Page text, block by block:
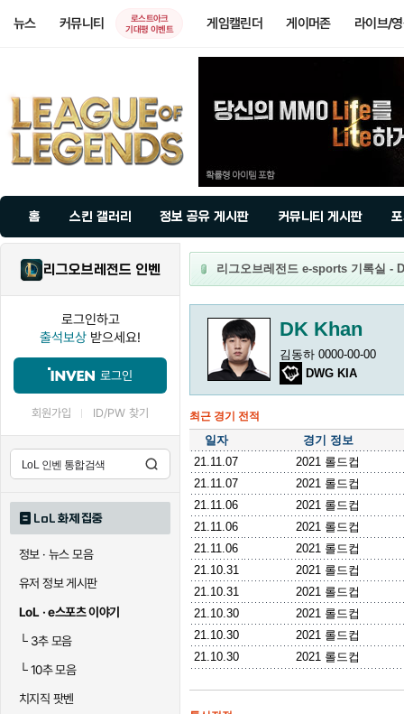
뉴스 커뮤니티
로스트아크
기대평 이벤트
게임캘린더 게이머존 라이브/
홈 스킨 갤러리 정보 공유 게시판 커뮤니티 게시판
리그오브레전드 인벤
로그인하고
출석보상 받으세요!
로그인
회원가입 ID/PW 찾기
LoL 화제 집중
정보 · 뉴스 모음
유저 정보 게시판
LoL · e스포츠 이야기
└3추 모음
└10추 모음
치지직 팟벤
리그오브레전드 e-sports 기록실 -
DK Khan
김동하 0000-00-00
DWG KIA
최근 경기 전적
일자
경기 정보
21.11.07
2021 롤드컵
21.11.07
2021 롤드컵
21.11.06
2021 롤드컵
21.11.06
2021 롤드컵
21.11.06
2021 롤드컵
21.10.31
2021 롤드컵
21.10.31
2021 롤드컵
21.10.30
2021 롤드컵
21.10.30
2021 롤드컵
21.10.30
2021 롤드컵